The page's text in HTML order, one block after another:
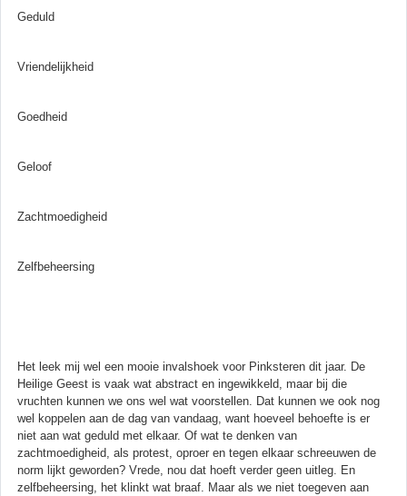
Geduld
Vriendelijkheid
Goedheid
Geloof
Zachtmoedigheid
Zelfbeheersing
Het leek mij wel een mooie invalshoek voor Pinksteren dit jaar. De
Heilige Geest is vaak wat abstract en ingewikkeld, maar bij die
vruchten kunnen we ons wel wat voorstellen. Dat kunnen we ook nog
wel koppelen aan de dag van vandaag, want hoeveel behoefte is er
niet aan wat geduld met elkaar. Of wat te denken van
zachtmoedigheid, als protest, oproer en tegen elkaar schreeuwen de
norm lijkt geworden? Vrede, nou dat hoeft verder geen uitleg. En
zelfbeheersing, het klinkt wat braaf. Maar als we niet toegeven aan